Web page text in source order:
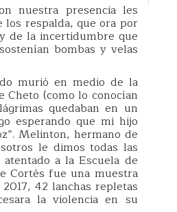
nuestra presencia les
los respalda, que ora por
de la incertidumbre que
bombas y velas
murió en medio de la
Cheto (como lo conocían
quedaban en un
esperando que mi hijo
Melinton, hermano de
le dimos todas las
a la Escuela de
Cortés fue una muestra
42 lanchas repletas
la violencia en su